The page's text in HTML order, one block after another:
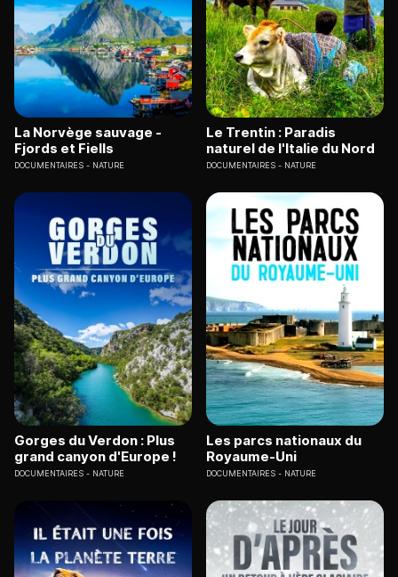
La Norvège sauvage -
Fjords et Fiells
DOCUMENTAIRES NATURE
Le Trentin : Paradis
naturel de l'Italie du Nord
DOCUMENTAIRES NATURE
Gorges du Verdon : Plus
grand canyon d'Europe !
DOCUMENTAIRES NATURE
Les parcs nationaux du
Royaume-Uni
DOCUMENTAIRES NATURE